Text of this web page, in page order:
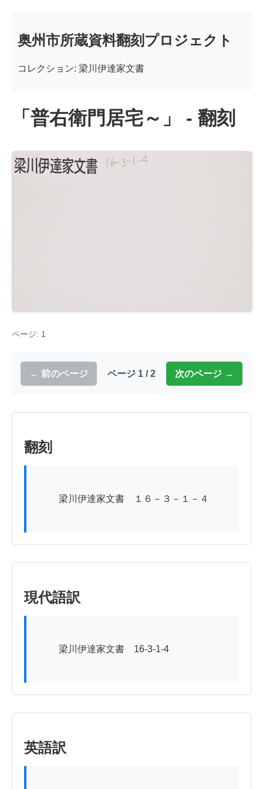
奥州市所蔵資料翻刻プロジェクト
コレクション: 梁川伊達家文書
「普右衛門居宅～」 - 翻刻
ページ: 1
← 前のページ ページ 1 / 2 次のページ →
翻刻
現代語訳
英語訳